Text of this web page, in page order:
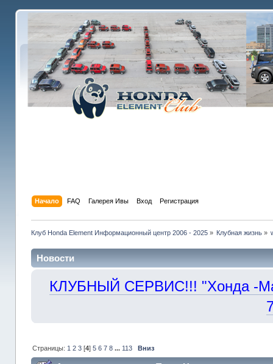
Начало FAQ Галерея Ивы Вход Регистрация
Клуб Honda Element Информационный центр 2006 - 2025» Клубная жизнь »
Новости
КЛУБНЫЙ СЕРВИС!!! "Хонда -
Страницы: 1 2 3[4] 5 6 7 8 ... 113 Вниз